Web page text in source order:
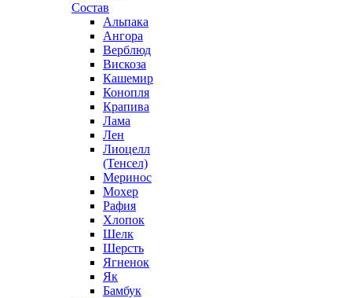
Состав
Альпака
Ангора
Верблюд
Вискоза
Кашемир
Конопля
Крапива
Лама
Лен
Лиоцелл
(Тенсел)
Меринос
Мохер
Рафия
Хлопок
Шелк
Шерсть
Ягненок
Як
Бамбук